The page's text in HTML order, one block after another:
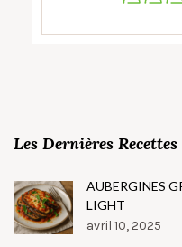
Les Dernières Recettes
AUBERGINES
LIGHT
avril 10, 2025